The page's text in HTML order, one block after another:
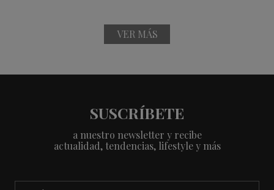
VER MÁS
SUSCRÍBETE
a nuestro newsletter y recibe
actualidad, tendencias, lifestyle y más